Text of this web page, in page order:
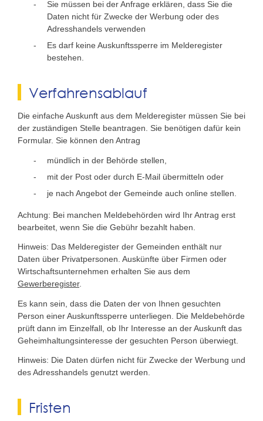
Sie müssen bei der Anfrage erklären, dass Sie die
Daten nicht für Zwecke der Werbung oder des
Adresshandels verwenden
Es darf keine Auskunftssperre im Melderegister
bestehen.
Verfahrensablauf
Die einfache Auskunft aus dem Melderegister müssen Sie bei
der zuständigen Stelle beantragen. Sie benötigen dafür kein
Formular. Sie können den Antrag
mündlich in der Behörde stellen,
mit der Post oder durch E-Mail übermitteln oder
je nach Angebot der Gemeinde auch online stellen.
Achtung: Bei manchen Meldebehörden wird Ihr Antrag erst
bearbeitet, wenn Sie die Gebühr bezahlt haben.
Hinweis: Das Melderegister der Gemeinden enthält nur
Daten über Privatpersonen. Auskünfte über Firmen oder
Wirtschaftsunternehmen erhalten Sie aus dem
Gewerberegister.
Es kann sein, dass die Daten der von Ihnen gesuchten
Person einer Auskunftssperre unterliegen. Die Meldebehörde
prüft dann im Einzelfall, ob Ihr Interesse an der Auskunft das
Geheimhaltungsinteresse der gesuchten Person überwiegt.
Hinweis: Die Daten dürfen nicht für Zwecke der Werbung und
des Adresshandels genutzt werden.
Fristen